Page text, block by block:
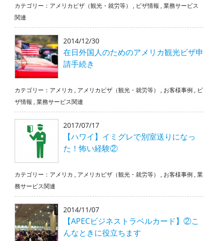
カテゴリー： アメリカビザ（観光・就労等） , ビザ情報 , 業務サービス
関連
2014/12/30
在日外国人のためのアメリカ観光ビザ申
請手続き
カテゴリー： アメリカ , アメリカビザ（観光・就労等） , お客様事例 , ビ
ザ情報 , 業務サービス関連
2017/07/17
【ハワイ】イミグレで別室送りになっ
た！怖い経験②
カテゴリー： アメリカ , アメリカビザ（観光・就労等） , お客様事例 , 業
務サービス関連
2014/11/07
【APECビジネストラベルカード】②こ
んなときに役立ちます